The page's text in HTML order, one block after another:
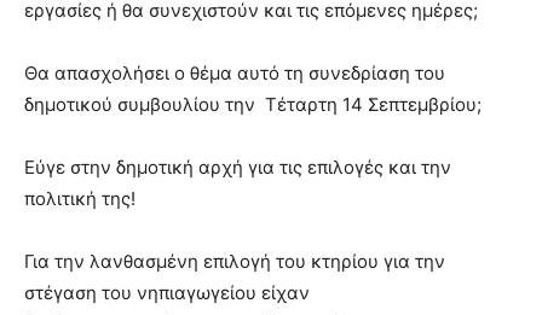
εργασίες ή θα συνεχιστούν και τις επόμενες ημέρες;
Θα απασχολήσει ο θέμα αυτό τη συνεδρίαση του
δημοτικού συμβουλίου την Τέταρτη 14 Σεπτεμβρίου;
Εύγε στην δημοτική αρχή για τις επιλογές και την
πολιτική της!
Για την λανθασμένη επιλογή του κτηρίου για την
στέγαση του νηπιαγωγείου είχαν